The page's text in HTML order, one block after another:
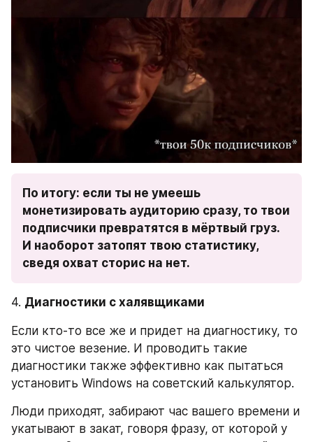
По итогу: если ты не умеешь
монетизировать аудиторию сразу, то твои
подписчики превратятся в мёртвый груз.
И наоборот затопят твою статистику,
сведя охват сторис на нет.
4. Диагностики с халявщиками
Если кто-то все же и придет на диагностику, то
это чистое везение. И проводить такие
диагностики также эффективно как пытаться
установить Windows на советский калькулятор.
Люди приходят, забирают час вашего времени и
укатывают в закат, говоря фразу, от которой у